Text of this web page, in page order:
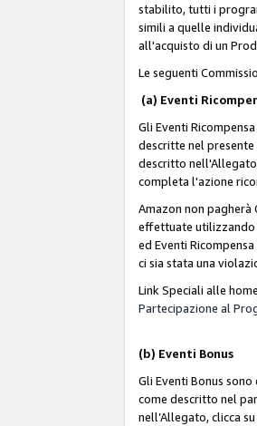
stabilito, tutti i
simili a quelle
all'acquisto di un
Le seguenti
(a) Eventi
Gli Eventi
descritte nel
descritto
completa l'azione
Amazon non pagherà
effettuate utilizzando
ed Eventi
ci sia stata una
Link Speciali alle
Partecipazione al
(b) Eventi Bonus
Gli Eventi Bonus
come descritto nel
nell’Allegato, clicca